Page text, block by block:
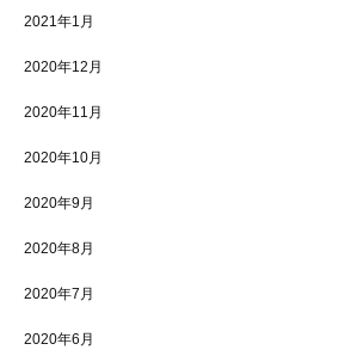
2021年1月
2020年12月
2020年11月
2020年10月
2020年9月
2020年8月
2020年7月
2020年6月